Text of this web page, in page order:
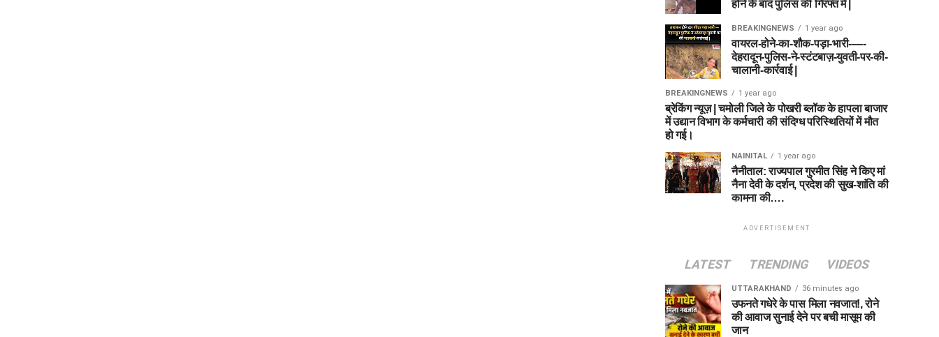
होने के बाद पुलिस की गिरफ्त में |
BREAKINGNEWS 1 year ago
वायरल-होने-का-शौक-पड़ा-भारी-—-
देहरादून-पुलिस-ने-स्टंटबाज़-युवती-पर-की-
चालानी-कार्रवाई |
BREAKINGNEWS 1 year ago
ब्रेकिंग न्यूज़ | चमोली जिले के पोखरी ब्लॉक के हापला बाजार
में उद्यान विभाग के कर्मचारी की संदिग्ध परिस्थितियों में मौत
हो गई।
NAINITAL 1 year ago
नैनीताल: राज्यपाल गुरमीत सिंह ने किए मां
नैना देवी के दर्शन, प्रदेश की सुख-शांति की
कामना की….
ADVERTISEMENT
LATEST TRENDING VIDEOS
UTTARAKHAND 36 minutes ago
उफनते गधेरे के पास मिला नवजात!, रोने
की आवाज सुनाई देने पर बची मासूम की
जान